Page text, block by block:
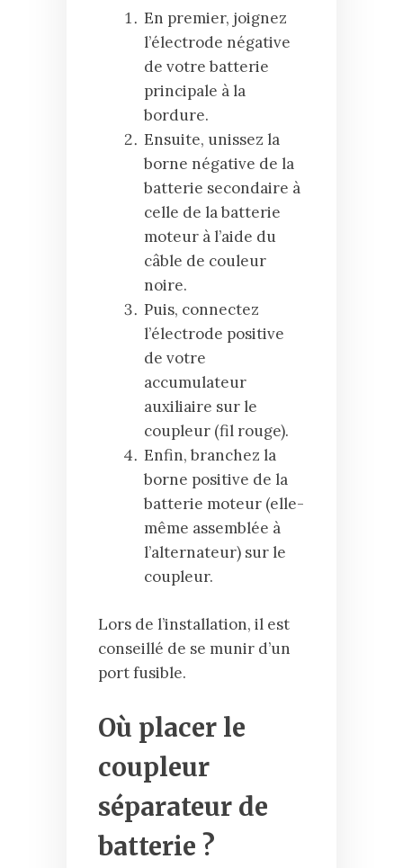
En premier, joignez
l’électrode négative
de votre batterie
principale à la
bordure.
Ensuite, unissez la
borne négative de la
batterie secondaire à
celle de la batterie
moteur à l’aide du
câble de couleur
noire.
Puis, connectez
l’électrode positive
de votre
accumulateur
auxiliaire sur le
coupleur (fil rouge).
Enfin, branchez la
borne positive de la
batterie moteur (elle-
même assemblée à
l’alternateur) sur le
coupleur.
Lors de l’installation, il est
conseillé de se munir d’un
port fusible.
Où placer le
coupleur
séparateur de
batterie ?